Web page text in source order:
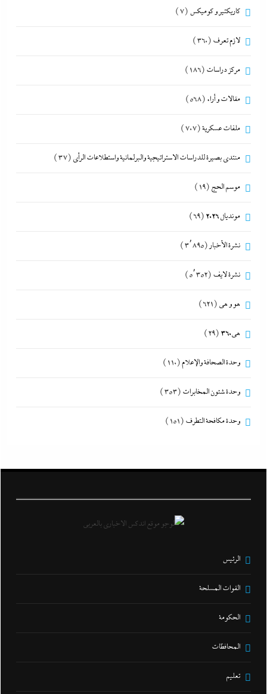
كاريكتير و كوميكس (7)
لازم تعرف (360)
مركز دراسات (186)
مقالات و أراء (568)
ملفات عسكرية(707)
منتدى بصيرة للدراسات الاستراتيجية والبرلمانية واستطلاعات الرأى (37)
موسم الحج (19)
مونديال 2026 (69)
نشرة الأخبار (3٬895)
نشرة لايف (5٬352)
هو و هي (621)
هى360 (29)
وحدة الصحافة والإعلام(110)
وحدة شئون المخابرات (353)
وحدة مكافحة التطرف (151)
الرئيس
القوات المسلحة
الحكومة
المحافظات
تعليم